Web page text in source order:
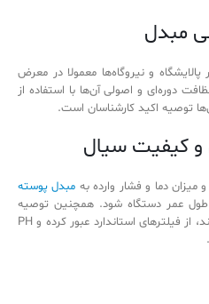
مبدل
پالایشگاه‌ و نیروگاه‌ها معمولا در معرض
دوره‌ای و اصولی آن‌ها با استفاده از
توصیه اکید کارشناسان است.
و کیفیت سیال
میزان دما و فشار وارده به مبدل پوسته
عمر دستگاه شود. همچنین توصیه
می‌شود، سیالی که از مبدل عبور می‌کند، از فیلترهای استاندارد عبور کرده و PH